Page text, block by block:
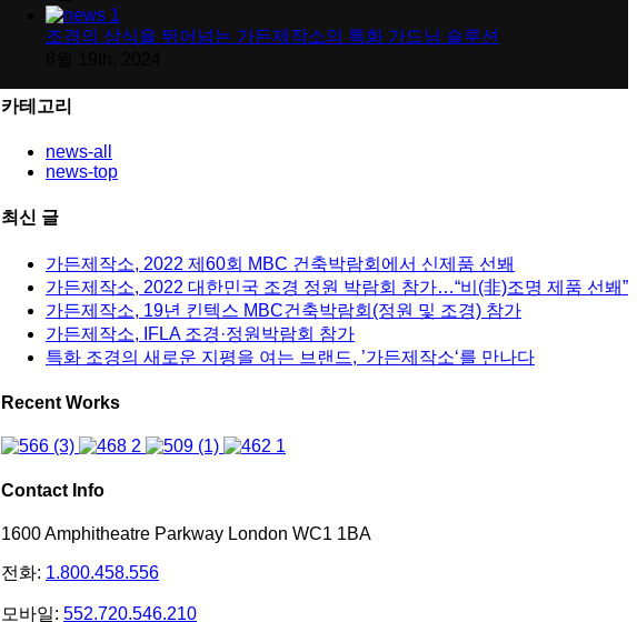
조경의 상식을 뛰어넘는 가든제작소의 특화 가드닝 솔루션
카테고리
news-all
news-top
최신 글
가든제작소, 2022 제60회 MBC 건축박람회에서 신제품 선봬
가든제작소, 2022 대한민국 조경 정원 박람회 참가…“비(非)조명 제품 선봬”
가든제작소, 19년 킨텍스 MBC건축박람회(정원 및 조경) 참가
가든제작소, IFLA 조경·정원박람회 참가
특화 조경의 새로운 지평을 여는 브랜드, ’가든제작소‘를 만나다
Recent Works
Contact Info
1600 Amphitheatre Parkway London WC1 1BA
전화: 1.800.458.556
모바일: 552.720.546.210